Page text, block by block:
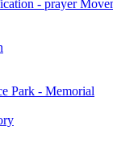
- prayer
Park - Memorial